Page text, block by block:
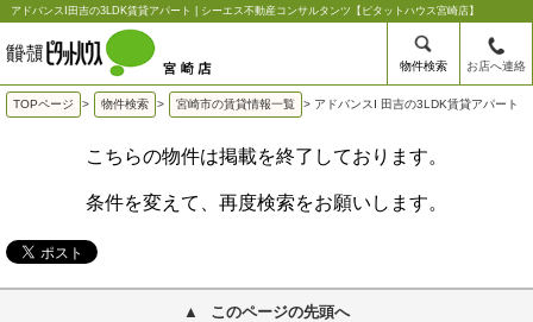
アドバンスⅠ田吉の3LDK賃貸アパート | シーエス不動産コンサルタンツ【ピタットハウス宮崎店】
物件検索 お店へ連絡
TOPページ > 物件検索 > 宮崎市の賃貸情報一覧 > アドバンスⅠ 田吉の3LDK賃貸アパート
こちらの物件は掲載を終了しております。
条件を変えて、再度検索をお願いします。
このページの先頭へ